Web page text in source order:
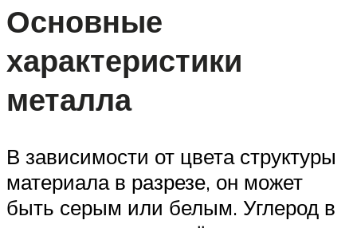
Основные
характеристики
металла
В зависимости от цвета структуры
материала в разрезе, он может
быть серым или белым. Углерод в